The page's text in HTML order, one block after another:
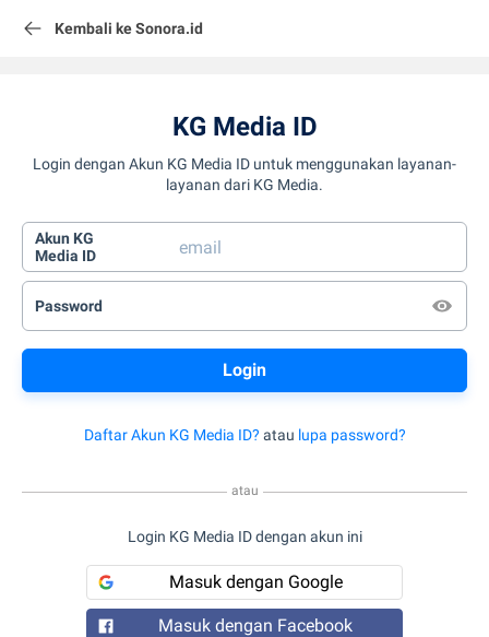
Kembali ke Sonora.id
KG Media ID
Login dengan Akun KG Media ID untuk menggunakan layanan-
layanan dari KG Media.
Akun KG
Media ID
Password
Daftar Akun KG Media ID? atau lupa password?
atau
Login KG Media ID dengan akun ini
Masuk dengan Google
Masuk dengan Facebook